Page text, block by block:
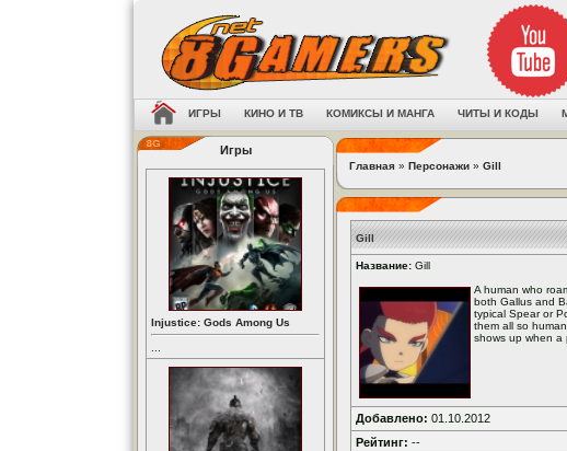
ИГРЫ КИНО И ТВ КОМИКСЫ И МАНГА ЧИТЫ И КОДЫ
Игры
Injustice: Gods Among Us
Главная » Персонажи » Gill
Gill
Название: Gill
A human who
both Gallus and
typical Spear or
them all so
shows up when a
Добавлено: 01.10.2012
Рейтинг: --